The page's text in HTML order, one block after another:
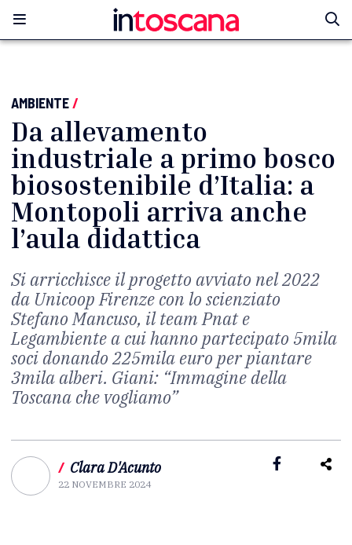
AMBIENTE/
Da allevamento
industriale a primo bosco
biosostenibile d’Italia: a
Montopoli arriva anche
l’aula didattica
Si arricchisce il progetto avviato nel 2022
da Unicoop Firenze con lo scienziato
Stefano Mancuso, il team Pnat e
Legambiente a cui hanno partecipato 5mila
soci donando 225mila euro per piantare
3mila alberi. Giani: “Immagine della
Toscana che vogliamo”
/ Clara D'Acunto
22 NOVEMBRE 2024